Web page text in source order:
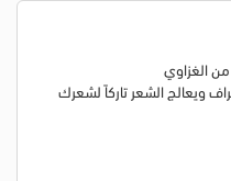
الغزاوي
ويعالج الشعر تاركاً لشعرك